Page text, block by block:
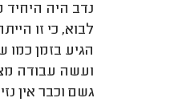
נדב היה
לבוא, כי זו
הגיע בזמן כמו
ועשה עבודה
גשם וכבר אין